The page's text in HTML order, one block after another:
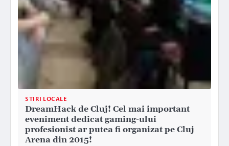
STIRI LOCALE
DreamHack de Cluj! Cel mai important
eveniment dedicat gaming-ului
profesionist ar putea fi organizat pe Cluj
Arena din 2015!